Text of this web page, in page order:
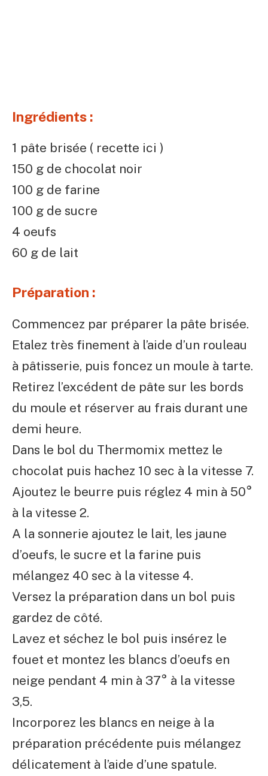
Ingrédients :
1 pâte brisée ( recette ici )
150 g de chocolat noir
100 g de farine
100 g de sucre
4 oeufs
60 g de lait
Préparation :
Commencez par préparer la pâte brisée.
Etalez très finement à l’aide d’un rouleau
à pâtisserie, puis foncez un moule à tarte.
Retirez l’excédent de pâte sur les bords
du moule et réserver au frais durant une
demi heure.
Dans le bol du Thermomix mettez le
chocolat puis hachez 10 sec à la vitesse 7.
Ajoutez le beurre puis réglez 4 min à 50°
à la vitesse 2.
A la sonnerie ajoutez le lait, les jaune
d’oeufs, le sucre et la farine puis
mélangez 40 sec à la vitesse 4.
Versez la préparation dans un bol puis
gardez de côté.
Lavez et séchez le bol puis insérez le
fouet et montez les blancs d’oeufs en
neige pendant 4 min à 37° à la vitesse
3,5.
Incorporez les blancs en neige à la
préparation précédente puis mélangez
délicatement à l’aide d’une spatule.